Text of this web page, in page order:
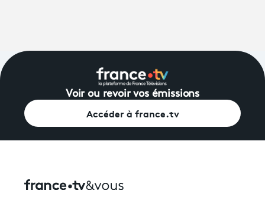
Voir ou revoir vos émissions
Accéder à france.tv